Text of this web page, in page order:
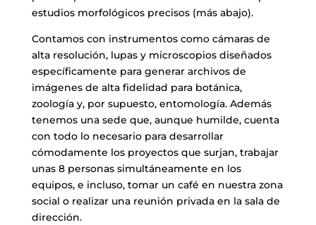
estudios morfológicos precisos (más abajo).
Contamos con instrumentos como cámaras de
alta resolución, lupas y microscopios diseñados
específicamente para generar archivos de
imágenes de alta fidelidad para botánica,
zoología y, por supuesto, entomología. Además
tenemos una sede que, aunque humilde, cuenta
con todo lo necesario para desarrollar
cómodamente los proyectos que surjan, trabajar
unas 8 personas simultáneamente en los
equipos, e incluso, tomar un café en nuestra zona
social o realizar una reunión privada en la sala de
dirección.